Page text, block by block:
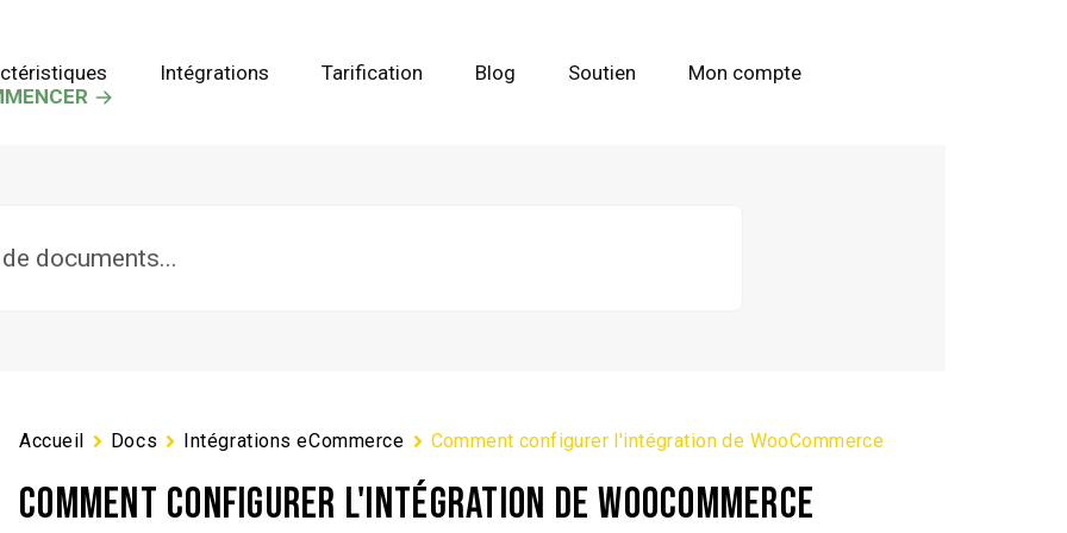
Intégrations Tarification Blog Soutien
Mon compte
Accueil Docs Intégrations eCommerce Comment configurer l'intégration de WooCommerce
COMMENT CONFIGURER L'INTÉGRATION DE WOOCOMMERCE